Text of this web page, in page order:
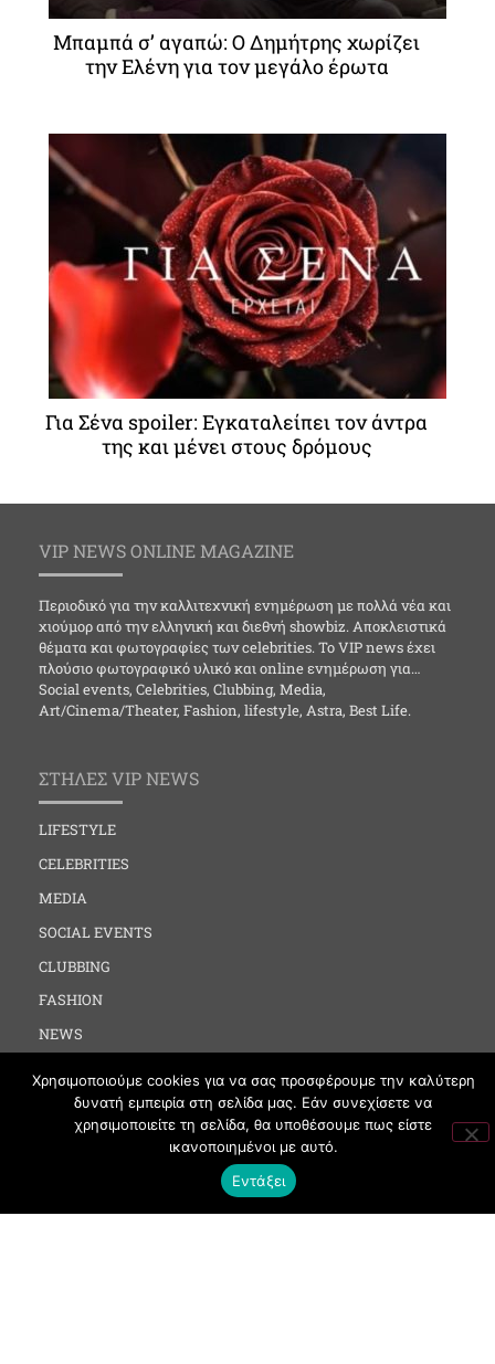
Μπαμπά σ’ αγαπώ: Ο Δημήτρης χωρίζει
την Ελένη για τον μεγάλο έρωτα
Για Σένα spoiler: Εγκαταλείπει τον άντρα
της και μένει στους δρόμους
VIP NEWS ONLINE MAGAZINE
Περιοδικό για την καλλιτεχνική ενημέρωση με πολλά νέα και
χιούμορ από την ελληνική και διεθνή showbiz. Αποκλειστικά
θέματα και φωτογραφίες των celebrities. Το VIP news έχει
πλούσιο φωτογραφικό υλικό και online ενημέρωση για…
Social events, Celebrities, Clubbing, Media,
Art/Cinema/Theater, Fashion, lifestyle, Astra, Best Life.
ΣΤΗΛΕΣ VIP NEWS
LIFESTYLE
CELEBRITIES
MEDIA
SOCIAL EVENTS
CLUBBING
FASHION
NEWS
ART
ΧΡΗΣΙΜΑ
Χρησιμοποιούμε cookies για να σας προσφέρουμε την καλύτερη
δυνατή εμπειρία στη σελίδα μας. Εάν συνεχίσετε να
χρησιμοποιείτε τη σελίδα, θα υποθέσουμε πως είστε
ικανοποιημένοι με αυτό.
Εντάξει